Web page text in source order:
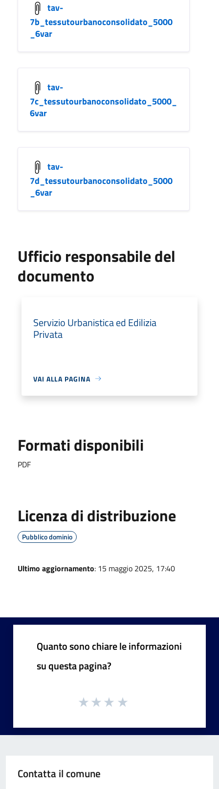
tav-
7b_tessutourbanoconsolidato_5000
_6var
tav-
7c_tessutourbanoconsolidato_5000_
6var
tav-
7d_tessutourbanoconsolidato_5000
_6var
Ufficio responsabile del
documento
Servizio Urbanistica ed Edilizia
Privata
VAI ALLA PAGINA
Formati disponibili
PDF
Licenza di distribuzione
Pubblico dominio
Ultimo aggiornamento: 15 maggio 2025, 17:40
Quanto sono chiare le informazioni
su questa pagina?
Contatta il comune